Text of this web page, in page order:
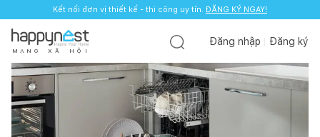
Kết nối đơn vị thiết kế - thi công uy tín. ĐĂNG KÝ NGAY!
M Ạ N G X Ã H Ộ I
Đăng nhập Đăng ký